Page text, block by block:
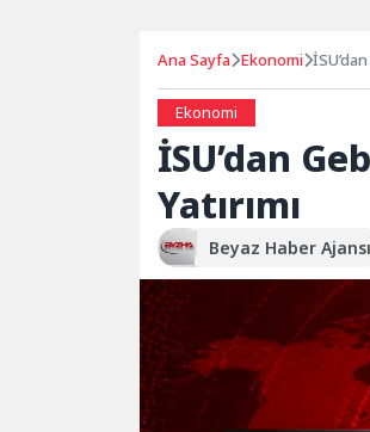
Ana Sayfa Ekonomi
Ekonomi
İSU’dan
Yatırımı
Beyaz Haber Ajansı